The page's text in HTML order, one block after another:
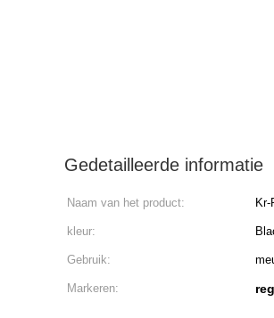
Gedetailleerde informatie
Naam van het product:
kleur:
Gebruik:
Markeren: